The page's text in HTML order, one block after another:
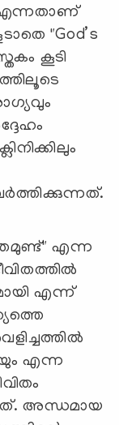
"God’s
കൂടി
എന്ന
എന്ന്
എന്ന
അന്ധമായ